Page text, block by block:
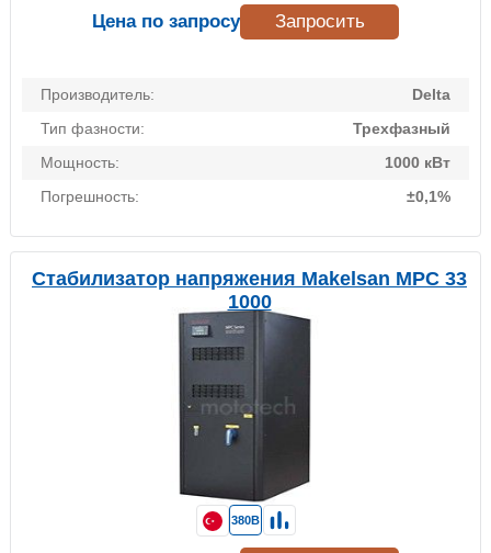
Производитель:
Delta
Тип фазности:
Трехфазный
Мощность:
1000 кВт
Погрешность:
±0,1%
Цена по запросу Запросить
Стабилизатор напряжения Makelsan MPC 33
1000
380В